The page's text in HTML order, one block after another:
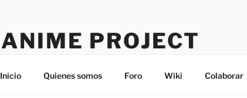
ANIME PROJECT
Inicio Quienes somos Foro Wiki Colaborar